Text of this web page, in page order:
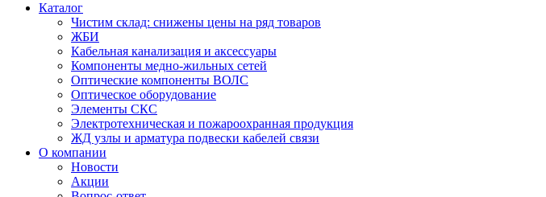
Каталог
Чистим склад: снижены цены на ряд товаров
ЖБИ
Кабельная канализация и аксессуары
Компоненты медно-жильных сетей
Оптические компоненты ВОЛС
Оптическое оборудование
Элементы СКС
Электротехническая и пожароохранная продукция
ЖД узлы и арматура подвески кабелей связи
О компании
Новости
Акции